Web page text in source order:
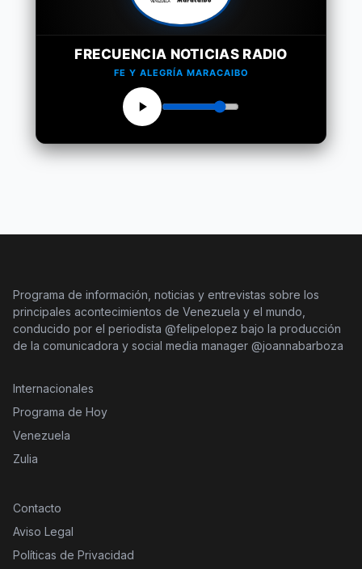
FRECUENCIA NOTICIAS RADIO
FE Y ALEGRÍA MARACAIBO
Programa de información, noticias y entrevistas sobre los
principales acontecimientos de Venezuela y el mundo,
conducido por el periodista @felipelopez bajo la producción
de la comunicadora y social media manager @joannabarboza
Internacionales
Programa de Hoy
Venezuela
Zulia
Contacto
Aviso Legal
Políticas de Privacidad